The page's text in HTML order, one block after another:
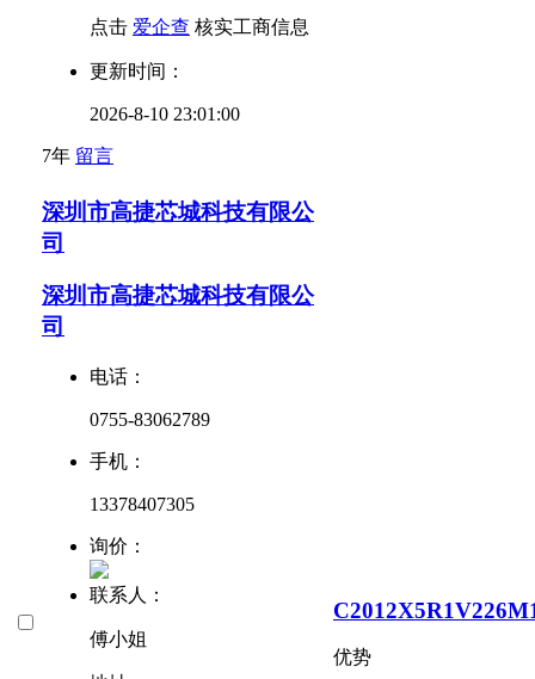
点击 爱企查 核实工商信息
更新时间：
2026-8-10 23:01:00
7年 留言
深圳市高捷芯城科技有限公
司
深圳市高捷芯城科技有限公
司
电话：
0755-83062789
手机：
13378407305
询价：
联系人：
傅小姐
优势